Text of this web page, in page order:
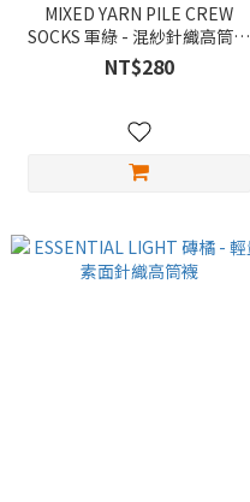
MIXED YARN PILE CREW
SOCKS 軍綠 - 混紗針織高筒毛
襪
NT$280